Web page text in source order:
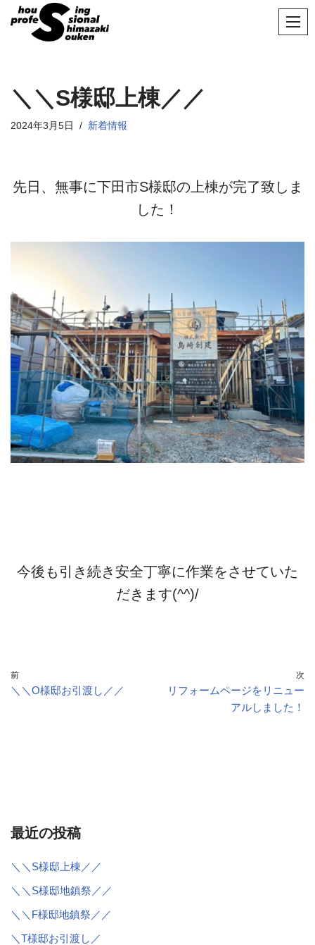
ン
へ
プ
＼＼S様邸上棟／／
2024年3月5日 新着情報
先日、無事に下田市S様邸の上棟が完了致しま
した！
今後も引き続き安全丁寧に作業をさせていた
だきます(^^)/
前
＼＼O様邸お引渡し／／
次
リフォームページをリニュー
アルしました！
最近の投稿
＼＼S様邸上棟／／
＼＼S様邸地鎮祭／／
＼＼F様邸地鎮祭／／
＼T様邸お引渡し／